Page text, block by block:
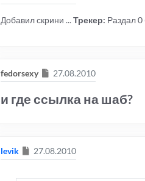
Добавил скрини ...Трекер: Раздал 0
fedorsexy Сообщение
27.08.2010
и где ссылка на шаб?
levik Сообщение
27.08.2010